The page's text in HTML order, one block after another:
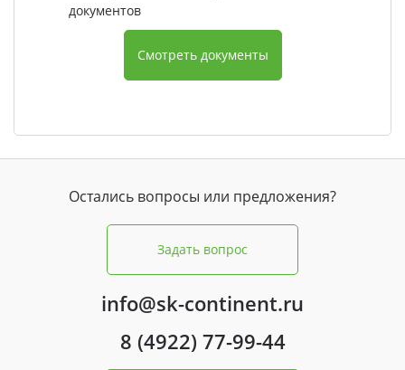
документов
Смотреть документы
Остались вопросы или предложения?
Задать вопрос
info@sk-continent.ru
8 (4922) 77-99-44